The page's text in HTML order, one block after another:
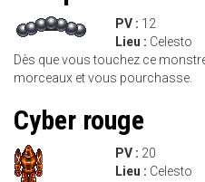
PV : 12
Lieu : Celesto
Dès que vous touchez ce
morceaux et vous pourchasse.
Cyber rouge
PV : 20
Lieu : Celesto